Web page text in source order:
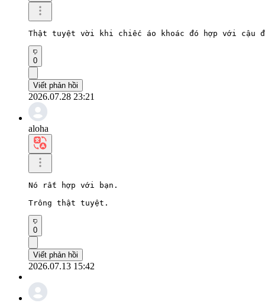
Thật tuyệt vời khi chiếc áo khoác đó hợp với cậu
0
Viết phản hồi
2026.07.28 23:21
aloha
Nó rất hợp với bạn.
Trông thật tuyệt.
0
Viết phản hồi
2026.07.13 15:42